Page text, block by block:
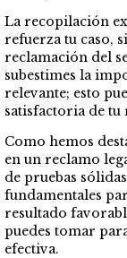
La recopilación
refuerza tu caso,
reclamación del
subestimes la
relevante; esto
satisfactoria de tu
Como hemos
en un reclamo
de pruebas
fundamentales
resultado
puedes tomar
efectiva.